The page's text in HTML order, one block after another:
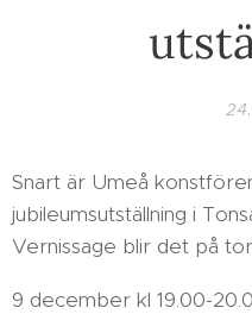
Snart är Umeå
jubileumsutställning i
Vernissage blir det på
9 december kl 19.00-